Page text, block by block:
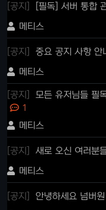
[공지]
[필독] 서버 통합
메티스
[공지]
중요 공지 사항
메티스
[공지]
모든 유저님들 필
1
메티스
[공지]
새로 오신 여러분
메티스
[공지] 안녕하세요 넘버